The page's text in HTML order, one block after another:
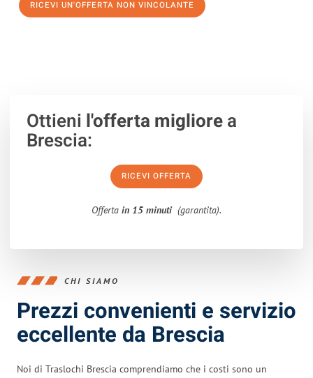
RICEVI UN'OFFERTA NON VINCOLANTE
Ottieni l'offerta migliorea
Brescia:
RICEVI OFFERTA
Offerta in 15 minuti (garantita).
CHI SIAMO
Prezzi convenienti e servizio
eccellente da Brescia
Noi di Traslochi Brescia comprendiamo che i costi sono un